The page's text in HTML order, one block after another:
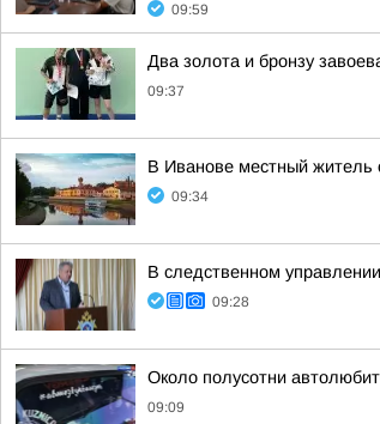
09:59
Два золота и бронзу
09:37
В Иванове местный житель
09:34
В следственном
09:28
Около полусотни
09:09